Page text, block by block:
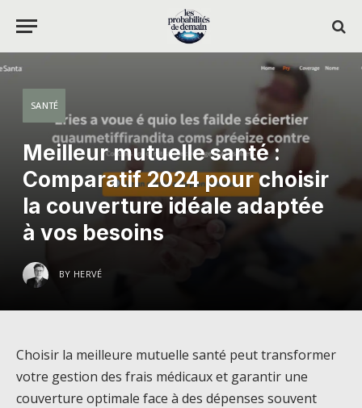
SANTÉ
Meilleur mutuelle santé :
Comparatif 2024 pour choisir
la couverture idéale adaptée
à vos besoins
BY HERVÉ
Choisir la meilleure mutuelle santé peut transformer
votre gestion des frais médicaux et garantir une
couverture optimale face à des dépenses souvent